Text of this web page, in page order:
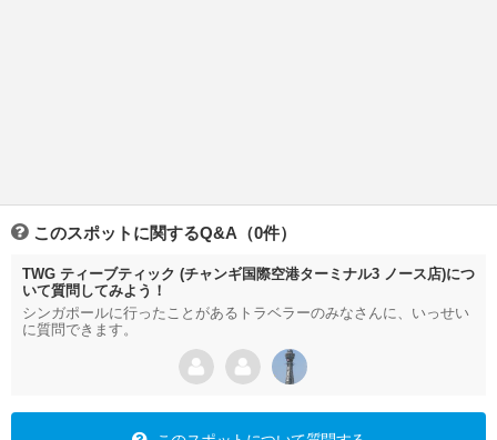
このスポットに関するQ&A（0件）
TWG ティーブティック (チャンギ国際空港ターミナル3 ノース店)につ
いて質問してみよう！
シンガポールに行ったことがあるトラベラーのみなさんに、いっせい
に質問できます。